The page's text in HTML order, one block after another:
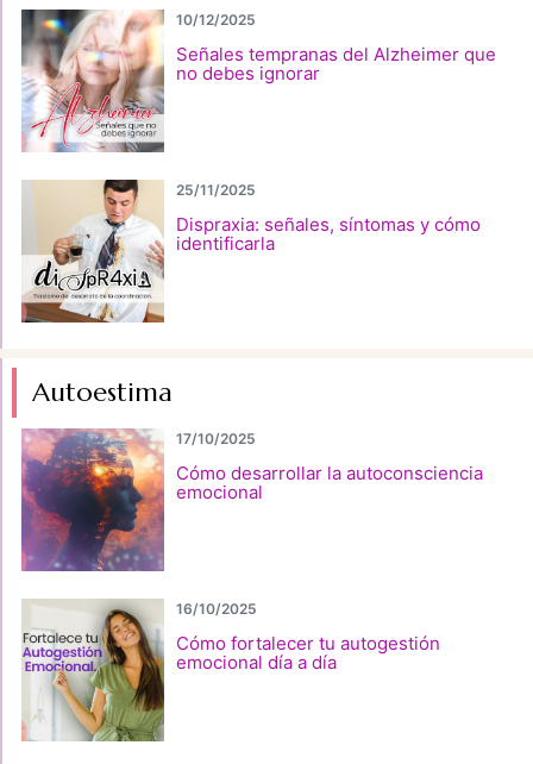
10/12/2025
Señales tempranas del Alzheimer que
no debes ignorar
25/11/2025
Dispraxia: señales, síntomas y cómo
identificarla
Autoestima
17/10/2025
Cómo desarrollar la autoconsciencia
emocional
16/10/2025
Cómo fortalecer tu autogestión
emocional día a día